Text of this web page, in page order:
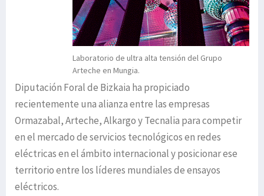
Laboratorio de ultra alta tensión del Grupo
Arteche en Mungia.
Diputación Foral de Bizkaia ha propiciado
recientemente una alianza entre las empresas
Ormazabal, Arteche, Alkargo y Tecnalia para competir
en el mercado de servicios tecnológicos en redes
eléctricas en el ámbito internacional y posicionar ese
territorio entre los líderes mundiales de ensayos
eléctricos.